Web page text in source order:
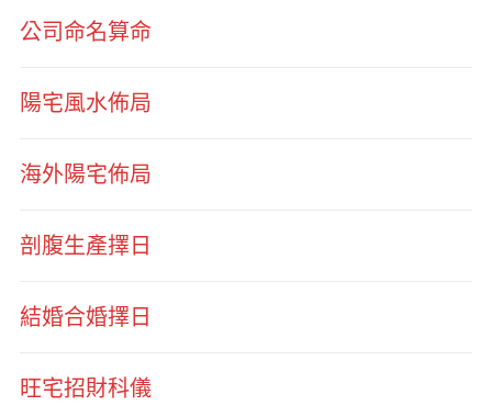
公司命名算命
陽宅風水佈局
海外陽宅佈局
剖腹生產擇日
結婚合婚擇日
旺宅招財科儀